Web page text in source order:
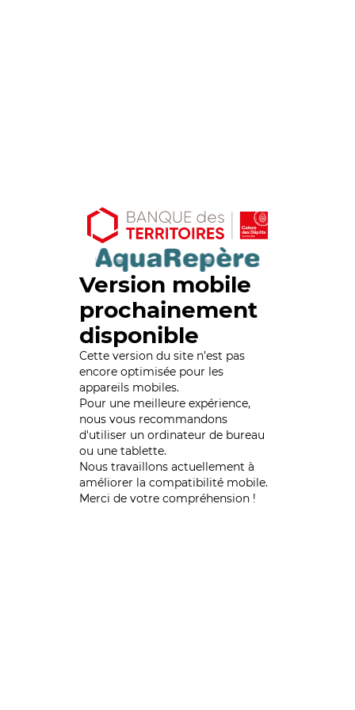
Version mobile
prochainement
disponible
Cette version du site n’est pas
encore optimisée pour les
appareils mobiles.
Pour une meilleure expérience,
nous vous recommandons
d'utiliser un ordinateur de bureau
ou une tablette.
Nous travaillons actuellement à
améliorer la compatibilité mobile.
Merci de votre compréhension !